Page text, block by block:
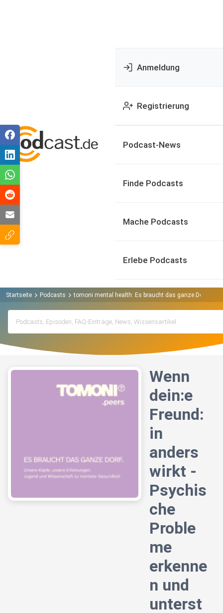
Anmeldung
Registrierung
Podcast-News
Finde Podcasts
Mache Podcasts
Erlebe Podcasts
Startseite Podcasts tomoni mental health: Es braucht das ganze Dorf.
Wenn
dein:e
Freund:
in
anders
wirkt -
Psychis
che
Proble
me
erkenne
n und
unterst